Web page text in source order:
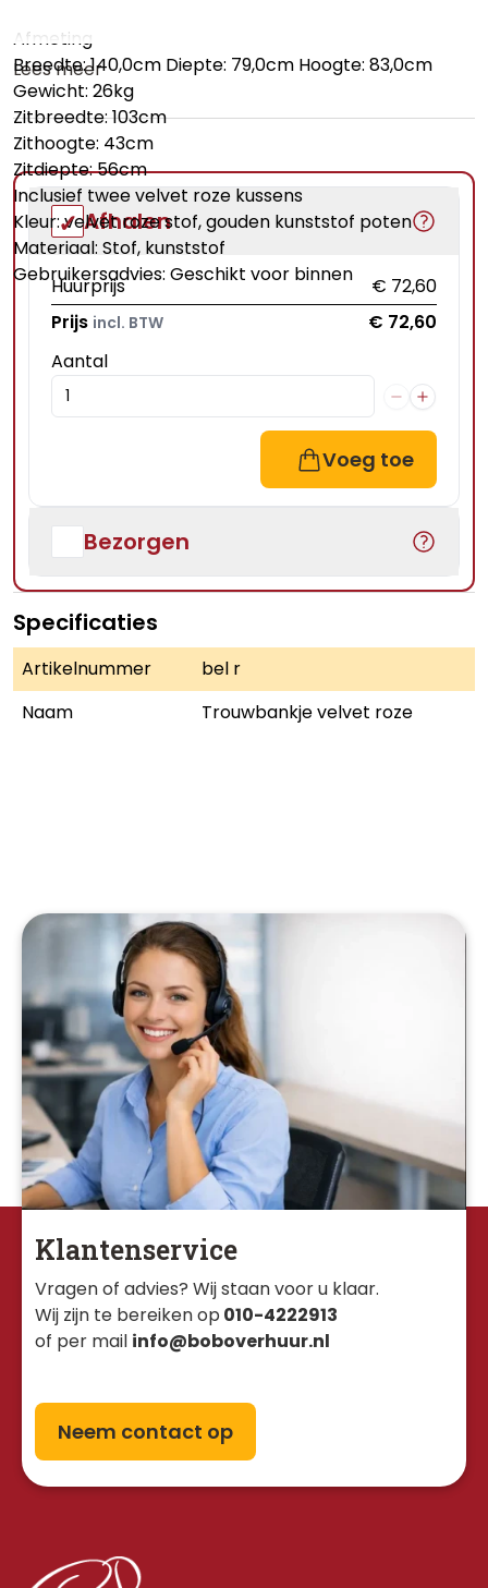
Afmeting
Breedte: 140,0cm Diepte: 79,0cm Hoogte: 83,0cm
Gewicht: 26kg
Zitbreedte: 103cm
Zithoogte: 43cm
Zitdiepte: 56cm
Inclusief twee velvet roze kussens
Kleur: velvet roze stof, gouden kunststof poten
Materiaal: Stof, kunststof
Gebruikersadvies: Geschikt voor binnen
Lees meer
Afhalen
Huurprijs
€ 72,60
Prijs incl. BTW
€ 72,60
Aantal
Voeg toe
Bezorgen
Specificaties
Artikelnummer
bel r
Naam
Trouwbankje velvet roze
Klantenservice
Vragen of advies? Wij staan voor u klaar.
Wij zijn te bereiken op 010-4222913
of per mail info@boboverhuur.nl
Neem contact op